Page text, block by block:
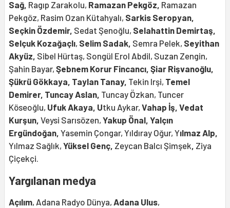
Sağ, Ragıp Zarakolu, Ramazan Pekgöz, Ramazan
Pekgöz, Rasim Ozan Kütahyalı, Sarkis Seropyan,
Seçkin Özdemir, Sedat Şenoğlu, Selahattin Demirtaş,
Selçuk Kozağaçlı, Selim Sadak, Semra Pelek, Seyithan
Akyüz, Sibel Hürtaş, Songül Erol Abdil, Suzan Zengin,
Şahin Bayar, Şebnem Korur Fincancı, Şiar Rişvanoğlu,
Şükrü Gökkaya, Taylan Tanay, Tekin Irşi, Temel
Demirer, Tuncay Aslan, Tuncay Özkan, Tuncer
Köseoğlu, Ufuk Akaya, Utku Aykar, Vahap İş, Vedat
Kurşun, Veysi Sarısözen, Yakup Önal, Yalçın
Ergündoğan, Yasemin Çongar, Yıldıray Oğur, Yılmaz Alp,
Yılmaz Sağlık, Yüksel Genç, Zeycan Balcı Şimşek, Ziya
Çiçekçi.
Yargılanan medya
Açılım, Adana Radyo Dünya, Adana Ulus,